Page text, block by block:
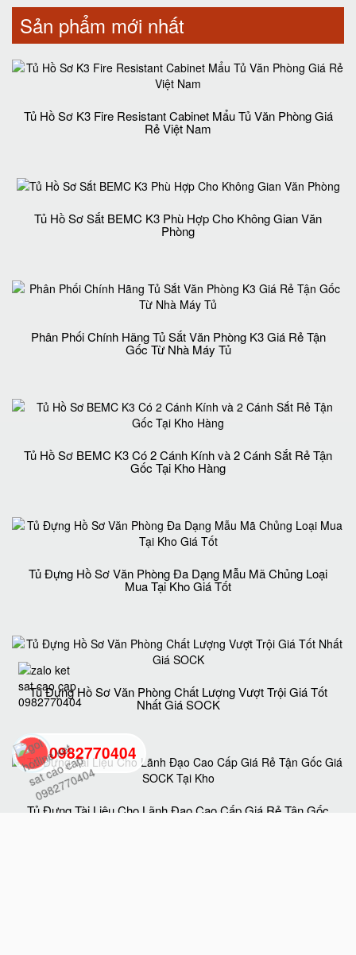
Sản phẩm mới nhất
Tủ Hồ Sơ K3 Fire Resistant Cabinet Mẩu Tủ Văn Phòng Giá
Rẻ Việt Nam
Tủ Hồ Sơ Sắt BEMC K3 Phù Hợp Cho Không Gian Văn
Phòng
Phân Phối Chính Hãng Tủ Sắt Văn Phòng K3 Giá Rẻ Tận
Gốc Từ Nhà Máy Tủ
Tủ Hồ Sơ BEMC K3 Có 2 Cánh Kính và 2 Cánh Sắt Rẻ Tận
Gốc Tại Kho Hàng
Tủ Đựng Hồ Sơ Văn Phòng Đa Dạng Mẫu Mã Chủng Loại
Mua Tại Kho Giá Tốt
Tủ Đựng Hồ Sơ Văn Phòng Chất Lượng Vượt Trội Giá Tốt
Nhất Giá SOCK
Tủ Đựng Tài Liệu Cho Lãnh Đạo Cao Cấp Giá Rẻ Tận Gốc
0982770404
back